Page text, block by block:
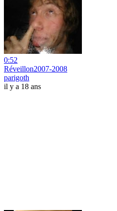
0:52
Réveillon2007-2008
parigoth
il y a 18 ans